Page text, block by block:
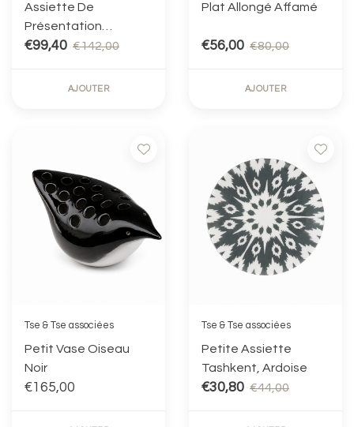
Assiette De
Présentation
Confettis
€99,40 €142,00
AJOUTER
Plat Allongé Affamé
€56,00 €80,00
AJOUTER
Tse & Tse associées
Petit Vase Oiseau
Noir
€165,00
Tse & Tse associées
Petite Assiette
Tashkent, Ardoise
€30,80 €44,00